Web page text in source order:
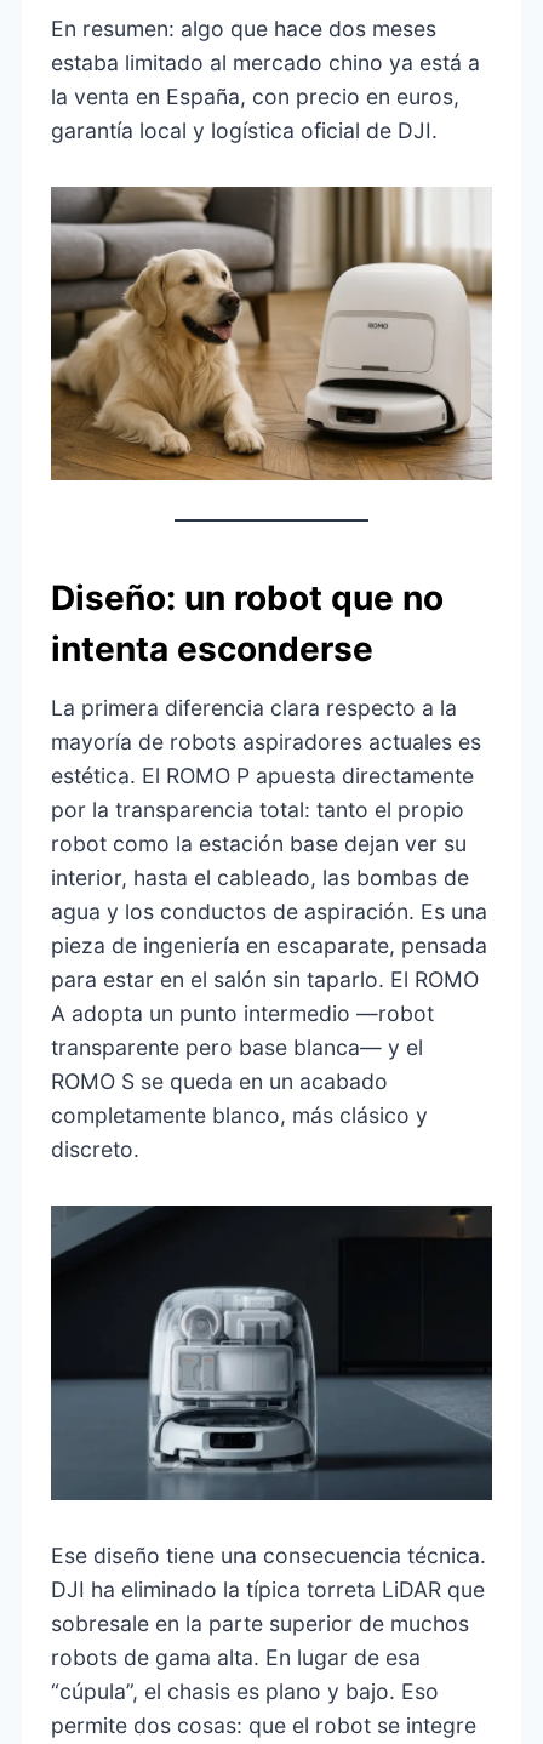
En resumen: algo que hace dos meses
estaba limitado al mercado chino ya está a
la venta en España, con precio en euros,
garantía local y logística oficial de DJI.
Diseño: un robot que no
intenta esconderse
La primera diferencia clara respecto a la
mayoría de robots aspiradores actuales es
estética. El ROMO P apuesta directamente
por la transparencia total: tanto el propio
robot como la estación base dejan ver su
interior, hasta el cableado, las bombas de
agua y los conductos de aspiración. Es una
pieza de ingeniería en escaparate, pensada
para estar en el salón sin taparlo. El ROMO
A adopta un punto intermedio —robot
transparente pero base blanca— y el
ROMO S se queda en un acabado
completamente blanco, más clásico y
discreto.
Ese diseño tiene una consecuencia técnica.
DJI ha eliminado la típica torreta LiDAR que
sobresale en la parte superior de muchos
robots de gama alta. En lugar de esa
“cúpula”, el chasis es plano y bajo. Eso
permite dos cosas: que el robot se integre